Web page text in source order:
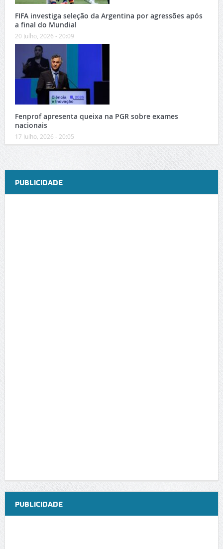
FIFA investiga seleção da Argentina por agressões após
a final do Mundial
20 Julho, 2026 - 20:09
Fenprof apresenta queixa na PGR sobre exames
nacionais
17 Julho, 2026 - 20:05
PUBLICIDADE
PUBLICIDADE